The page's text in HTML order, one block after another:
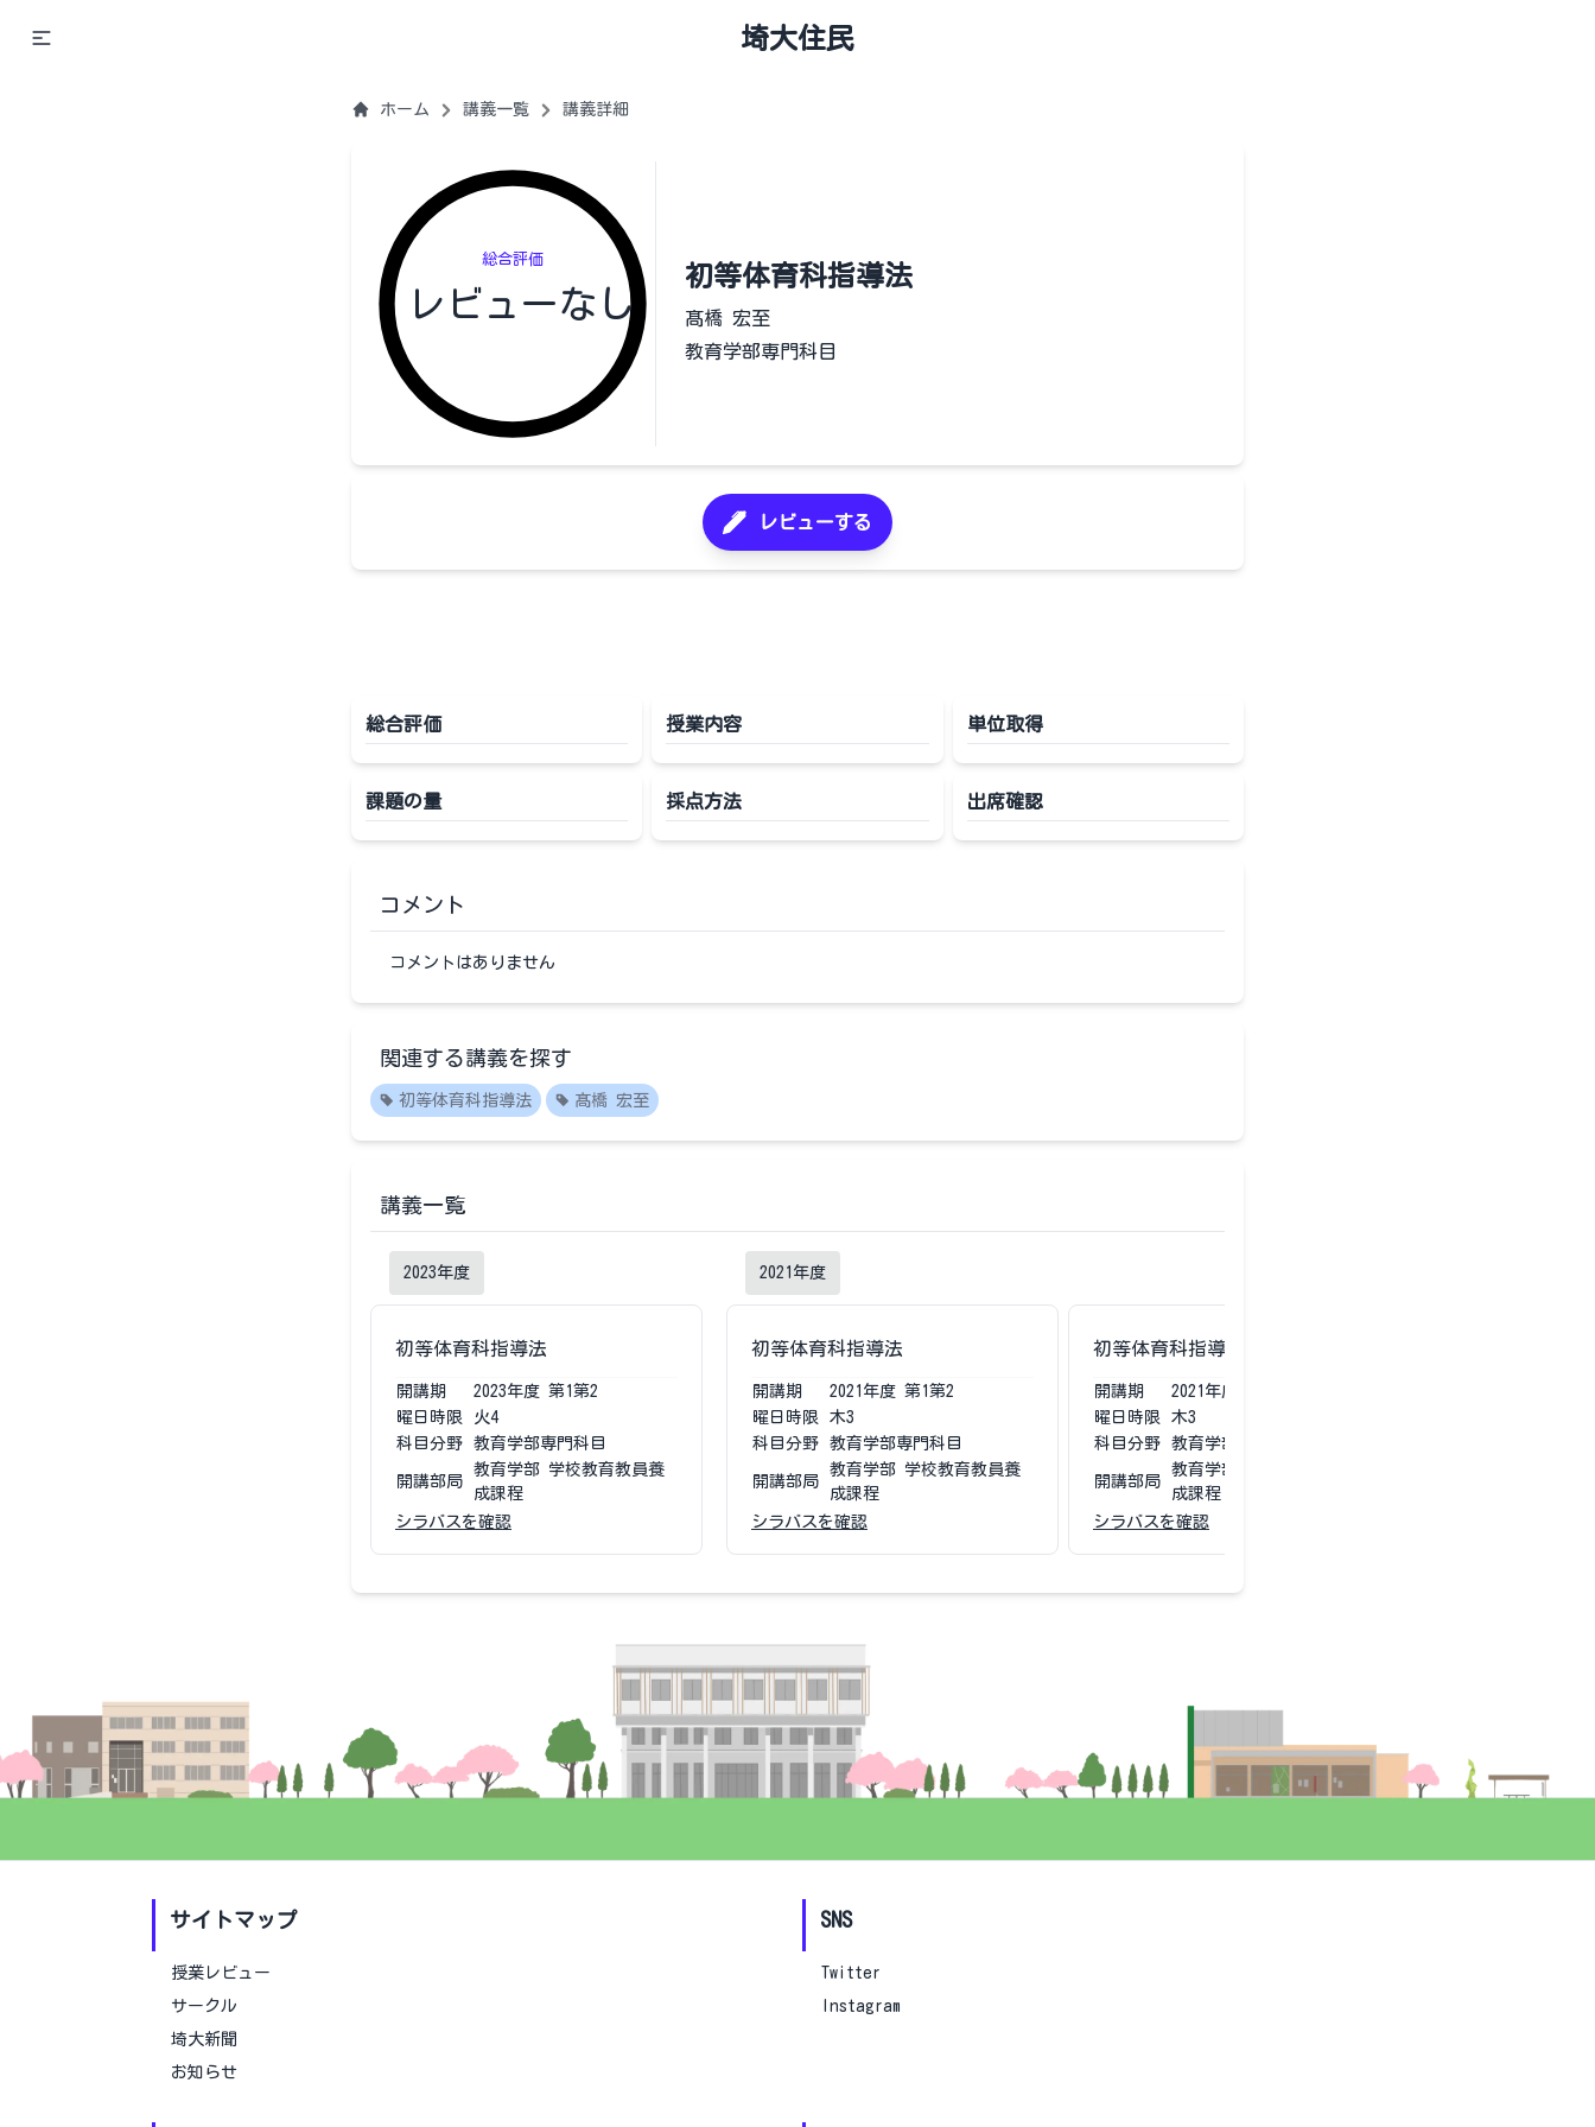
埼大住民
ホーム 講義一覧 講義詳細
総合評価
レビューなし
初等体育科指導法
髙橋 宏至
教育学部専門科目
レビューする
総合評価 授業内容 単位取得
課題の量 採点方法 出席確認
コメント
コメントはありません
関連する講義を探す
初等体育科指導法 髙橋 宏至
講義一覧
2023年度
初等体育科指導法
開講期 2023年度 第1第2
曜日時限
火4
科目分野
教育学部専門科目
開講部局
教育学部 学校教育教員養
成課程
シラバスを確認
2021 年度
初等体育科指導法
開講期 2021 年度 第1第2
曜日時限
木3
科目分野
教育学部専門科目
開講部局
教育学部 学校教育教員養
成課程
シラバスを確認
初等体育科指導法
開講期 2021 年度
曜日時限
木3
科目分野
教育学部専門科目
開講部局
教育学部 学校教育教員養
成課程
シラバスを確認
サイトマップ
授業レビュー
サークル
埼大新聞
お知らせ
SNS
Twitter
Instagram